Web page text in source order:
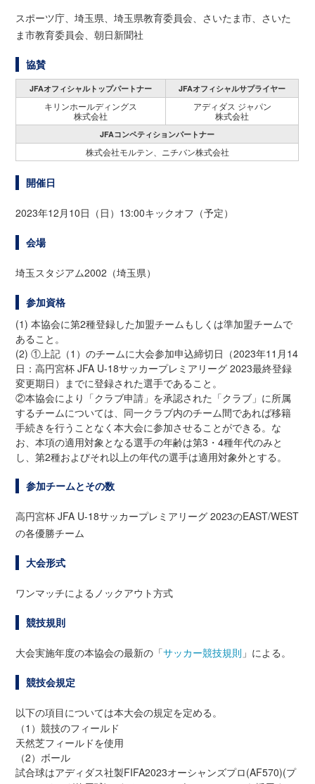
スポーツ庁、埼玉県、埼玉県教育委員会、さいたま市、さいた
ま市教育委員会、朝日新聞社
協賛
JFAオフィシャルトップパートナー JFAオフィシャルサプライヤー
キリンホールディングス
株式会社
アディダス ジャパン
株式会社
JFAコンペティションパートナー
株式会社モルテン、ニチバン株式会社
開催日
2023年12月10日（日）13:00キックオフ（予定）
会場
埼玉スタジアム2002（埼玉県）
参加資格
(1) 本協会に第2種登録した加盟チームもしくは準加盟チームで
あること。
(2) ①上記（1）のチームに大会参加申込締切日（2023年11月14
日：高円宮杯 JFA U-18サッカープレミアリーグ 2023最終登録
変更期日）までに登録された選手であること。
②本協会により「クラブ申請」を承認された「クラブ」に所属
するチームについては、同一クラブ内のチーム間であれば移籍
手続きを行うことなく本大会に参加させることができる。な
お、本項の適用対象となる選手の年齢は第3・4種年代のみと
し、第2種およびそれ以上の年代の選手は適用対象外とする。
参加チームとその数
高円宮杯 JFA U-18サッカープレミアリーグ 2023のEAST/WEST
の各優勝チーム
大会形式
ワンマッチによるノックアウト方式
競技規則
大会実施年度の本協会の最新の「サッカー競技規則 」による。
競技会規定
以下の項目については本大会の規定を定める。
（1）競技のフィールド
天然芝フィールドを使用
（2）ボール
試合球はアディダス社製FIFA2023オーシャンズプロ(AF570)(プ